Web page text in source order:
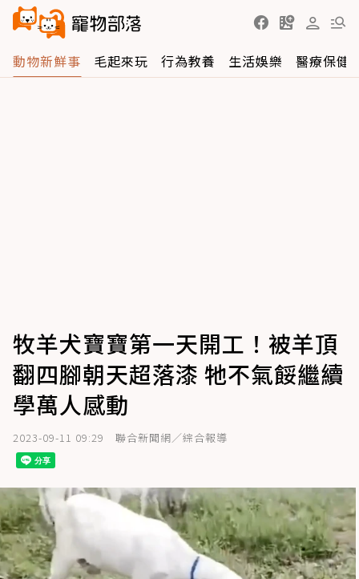
動物新鮮事 毛起來玩 行為教養 生活娛樂 醫療保健
牧羊犬寶寶第一天開工！被羊頂
翻四腳朝天超落漆 牠不氣餒繼續
學萬人感動
2023-09-11 09:29 聯合新聞網／綜合報導